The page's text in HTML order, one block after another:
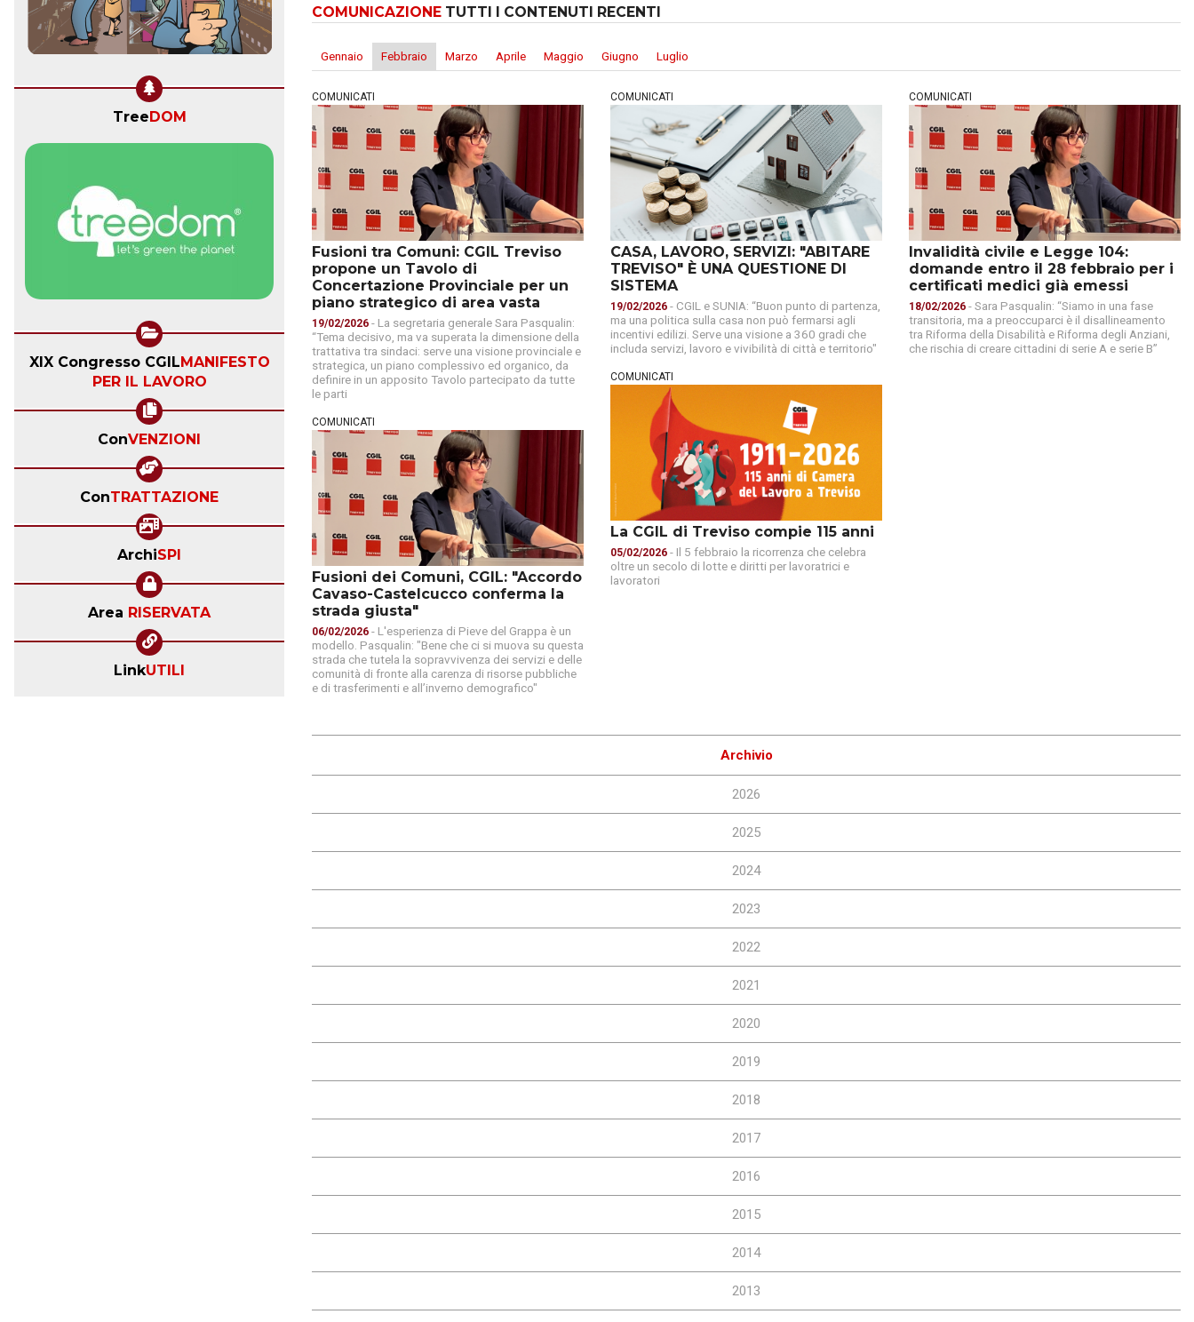
COMUNICAZIONE TUTTI I CONTENUTI RECENTI
Gennaio Febbraio Marzo Aprile Maggio Giugno Luglio
COMUNICATI
Fusioni tra Comuni: CGIL Treviso
propone un Tavolo di
Concertazione Provinciale per un
piano strategico di area vasta
19/02/2026 - La segretaria generale Sara Pasqualin:
“Tema decisivo, ma va superata la dimensione della
trattativa tra sindaci: serve una visione provinciale e
strategica, un piano complessivo ed organico, da
definire in un apposito Tavolo partecipato da tutte
le parti
COMUNICATI
Fusioni dei Comuni, CGIL: "Accordo
Cavaso-Castelcucco conferma la
strada giusta"
06/02/2026 - L'esperienza di Pieve del Grappa è un
modello. Pasqualin: "Bene che ci si muova su questa
strada che tutela la sopravvivenza dei servizi e delle
comunità di fronte alla carenza di risorse pubbliche
e di trasferimenti e all’inverno demografico"
COMUNICATI
CASA, LAVORO, SERVIZI: "ABITARE
TREVISO" È UNA QUESTIONE DI
SISTEMA
19/02/2026 - CGIL e SUNIA: “Buon punto di partenza,
ma una politica sulla casa non può fermarsi agli
incentivi edilizi. Serve una visione a 360 gradi che
includa servizi, lavoro e vivibilità di città e territorio"
COMUNICATI
La CGIL di Treviso compie 115 anni
05/02/2026 - Il 5 febbraio la ricorrenza che celebra
oltre un secolo di lotte e diritti per lavoratrici e
lavoratori
COMUNICATI
Invalidità civile e Legge 104:
domande entro il 28 febbraio per i
certificati medici già emessi
18/02/2026 - Sara Pasqualin: “Siamo in una fase
transitoria, ma a preoccuparci è il disallineamento
tra Riforma della Disabilità e Riforma degli Anziani,
che rischia di creare cittadini di serie A e serie B”
Archivio
2026
2025
2024
2023
2022
2021
2020
2019
2018
2017
2016
2015
2014
2013
TreeDOM
XIX Congresso CGILMANIFESTO
PER IL LAVORO
ConVENZIONI
ConTRATTAZIONE
ArchiSPI
Area RISERVATA
LinkUTILI